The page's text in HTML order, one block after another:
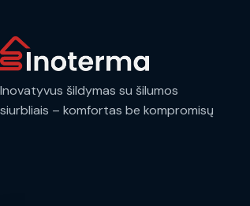
Inovatyvus šildymas su šilumos
siurbliais – komfortas be kompromisų